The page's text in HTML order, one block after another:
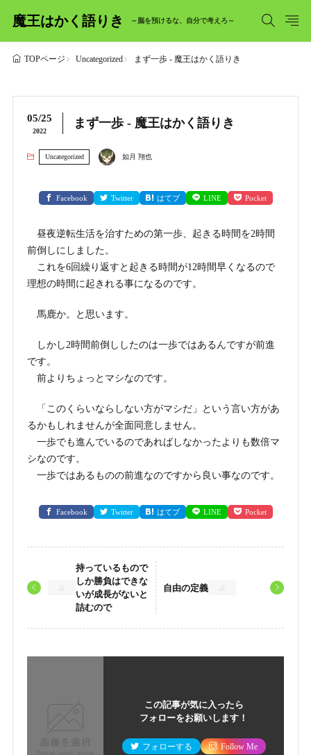
魔王はかく語りき ～脳を預けるな、自分で考えろ～
TOPページ Uncategorized まず一歩 - 魔王はかく語りき
05/25
2022
まず一歩 - 魔王はかく語りき
Uncategorized 如月 翔也
Facebook Twitter はてブ LINE Pocket
昼夜逆転生活を治すための第一歩、起きる時間を2時間
前倒しにしました。
これを6回繰り返すと起きる時間が12時間早くなるので
理想の時間に起きれる事になるのです。
馬鹿か。と思います。
しかし2時間前倒ししたのは一歩ではあるんですが前進
です。
前よりちょっとマシなのです。
「このくらいならしない方がマシだ」という言い方があ
るかもしれませんが全面同意しません。
一歩でも進んでいるのであればしなかったよりも数倍マ
シなのです。
一歩ではあるものの前進なのですから良い事なのです。
Facebook Twitter はてブ LINE Pocket
持っているもので
しか勝負はできな
いが成長がないと
詰むので
自由の定義
この記事が気に入ったら
フォローをお願いします！
フォローする Follow Me